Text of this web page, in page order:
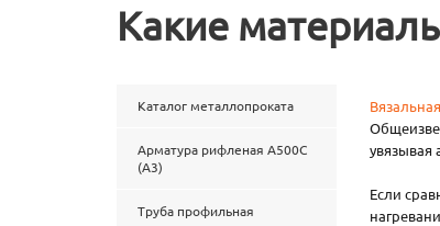
Какие
Каталог металлопроката
Арматура рифленая А500С
(А3)
Труба профильная
увязывая
Если